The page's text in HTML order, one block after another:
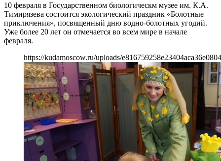
10 февраля в Государственном биологическм музее им. К.А.
Тимирязева состоится экологический праздник «Болотные
приключения», посвященный дню водно-болотных угодий.
Уже более 20 лет он отмечается во всем мире в начале
февраля.
https://kudamoscow.ru/uploads/